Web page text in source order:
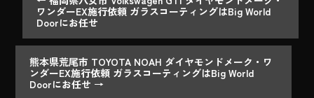
ワンダーEX施行依頼 ガラスコーティングはBig World
Doorにお任せ
熊本県荒尾市 TOYOTA NOAH ダイヤモンドメーク・ワ
ンダーEX施行依頼 ガラスコーティングはBig World
Doorにお任せ →